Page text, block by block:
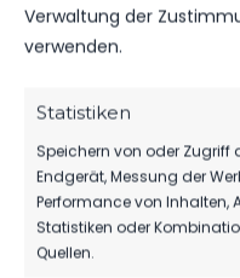
Verwaltung der
verwenden.
Statistiken
Speichern von oder
Endgerät, Messung der
Performance von Inhalten,
Statistiken oder
Quellen.
ÄHNLICHE BEITRÄGE
Jugend vs SV Grün-Weiß
2. Dezember 2023
Ähnlicher Beitrag
SV Grün-Weiß Union
Bestensee vs FSV 63